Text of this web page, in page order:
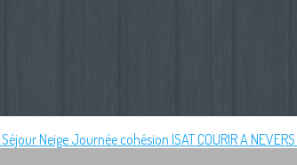
Séjour Neige Journée cohésion ISATCOURIR A NEVERS